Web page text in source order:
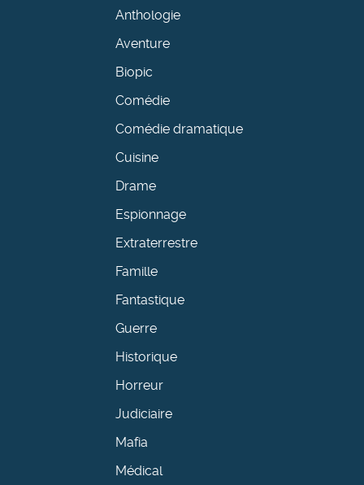
Anthologie
Aventure
Biopic
Comédie
Comédie dramatique
Cuisine
Drame
Espionnage
Extraterrestre
Famille
Fantastique
Guerre
Historique
Horreur
Judiciaire
Mafia
Médical